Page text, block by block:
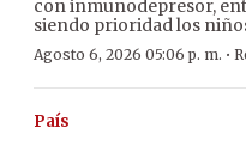
con inmunodepresor,
siendo prioridad los
Agosto 6, 2026 05:06 p. m. ·
País